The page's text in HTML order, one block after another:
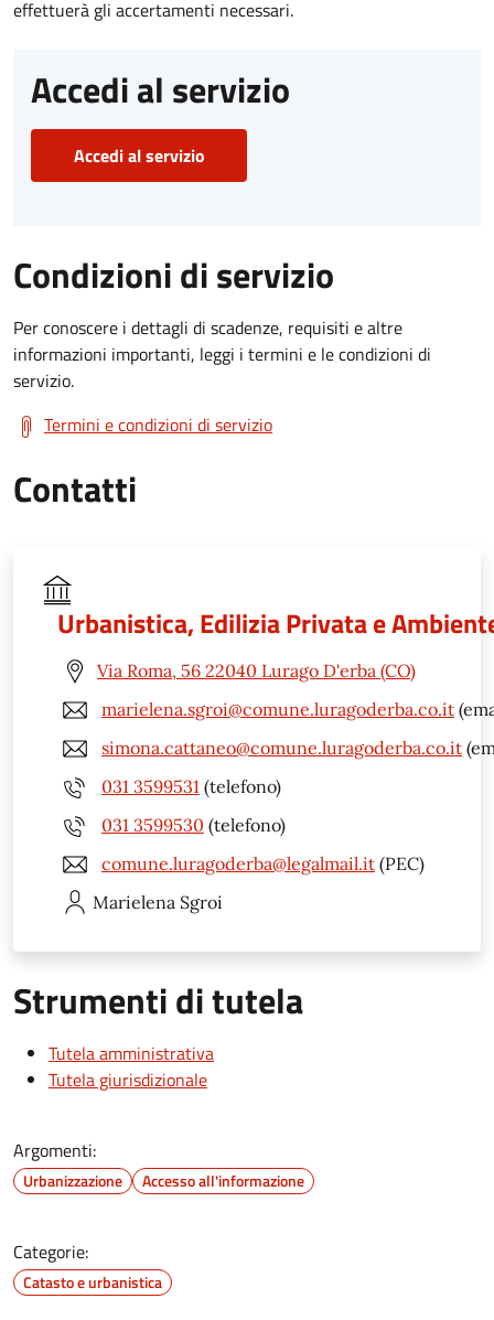
effettuerà gli accertamenti necessari.
Accedi al servizio
Accedi al servizio
Condizioni di servizio
Per conoscere i dettagli di scadenze, requisiti e altre
informazioni importanti, leggi i termini e le condizioni di
servizio.
Termini e condizioni di servizio
Contatti
Urbanistica, Edilizia Privata e
Via Roma, 56 22040 Lurago D'erba (CO)
marielena.sgroi@comune.luragoderba.co.it
simona.cattaneo@comune.luragoderba.co.it
031 3599531 (telefono)
031 3599530 (telefono)
comune.luragoderba@legalmail.it (PEC)
Marielena Sgroi
Strumenti di tutela
Tutela amministrativa
Tutela giurisdizionale
Argomenti:
Urbanizzazione Accesso all'informazione
Categorie:
Catasto e urbanistica